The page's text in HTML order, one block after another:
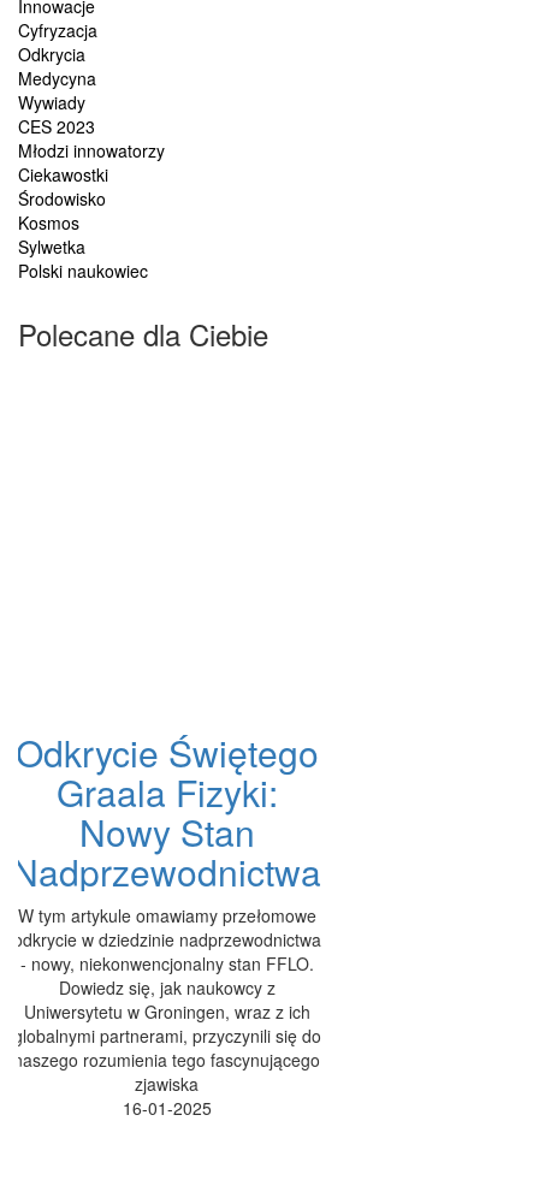
Innowacje
Cyfryzacja
Odkrycia
Medycyna
Wywiady
CES 2023
Młodzi innowatorzy
Ciekawostki
Środowisko
Kosmos
Sylwetka
Polski naukowiec
Polecane dla Ciebie
Odkrycie Świętego
Graala Fizyki:
Nowy Stan
Nadprzewodnictwa
W tym artykule omawiamy przełomowe
odkrycie w dziedzinie nadprzewodnictwa
- nowy, niekonwencjonalny stan FFLO.
Dowiedz się, jak naukowcy z
Uniwersytetu w Groningen, wraz z ich
globalnymi partnerami, przyczynili się do
naszego rozumienia tego fascynującego
zjawiska
16-01-2025